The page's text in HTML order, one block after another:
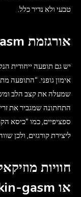
טבעי ולא נדיר כלל.
אורגזמת Coregasm
יש גם תופעה ייחודית
אימון גופני. “התופעה
שמעלה את קצב הלב
התחתונה שמגביר את
ליצירת קורגזים, ולכן
או Skin-gasm)